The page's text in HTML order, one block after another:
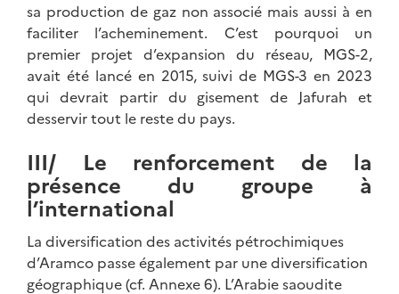
sa production de gaz non associé mais aussi à en
faciliter l’acheminement. C’est pourquoi un
premier projet d’expansion du réseau, MGS-2,
avait été lancé en 2015, suivi de MGS-3 en 2023
qui devrait partir du gisement de Jafurah et
desservir tout le reste du pays.
III/ Le renforcement de la
présence du groupe à
l’international
La diversification des activités pétrochimiques
d’Aramco passe également par une diversification
géographique (cf. Annexe 6). L’Arabie saoudite